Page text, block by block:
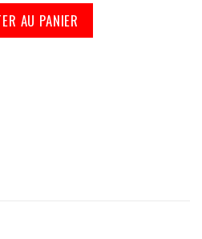
AU PANIER